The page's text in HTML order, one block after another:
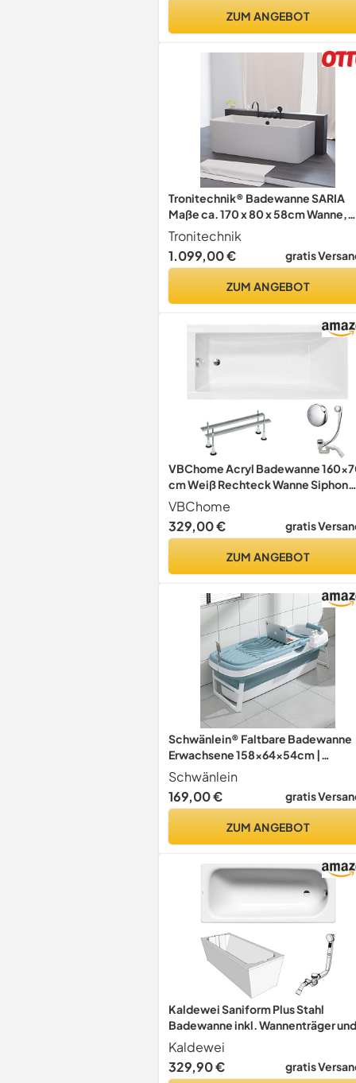
ZUM ANGEBOT
Tronitechnik® Badewanne SARIA
Maße ca. 170 x 80 x 58cm Wanne,
inkl. Schwarze Armatur - Füllmenge
195 Liter, aus Acryl mit
Siphon/Ablaufgarnitur und
Badewanne,Nostalgielook
Tronitechnik
1.099,00 €
gratis
ZUM ANGEBOT
VBChome Acryl Badewanne
cm Weiß Rechteck Wanne Siphon
Wannenfüße Design Modern
Ablaufgarnitur in Chrom
VBChome
329,00 €
gratis
ZUM ANGEBOT
Schwänlein® Faltbare Badewanne
Erwachsene 158x64x54cm |
Klappbare mobile Badewanne ideal
für kleine Badezimmer | foldable
bathtub | tragbare
Schwänlein
169,00 €
gratis
ZUM ANGEBOT
Kaldewei Saniform Plus Stahl
Badewanne inkl. Wannenträger und
Ablaufgarnitur (170 x 75 cm)
Kaldewei
329,90 €
gratis